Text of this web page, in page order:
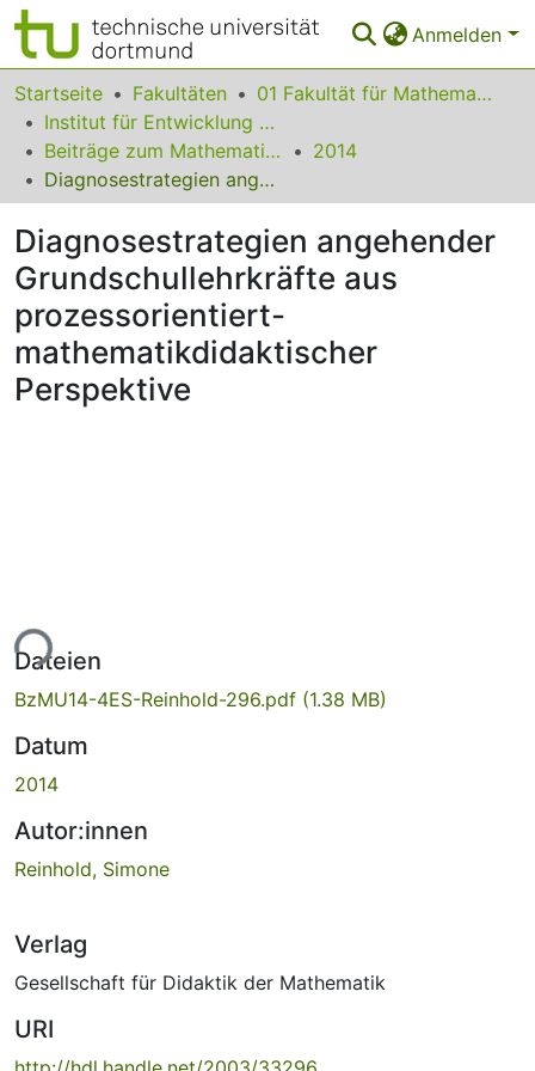
Anmelden
Bereiche & Sammlungen
Das gesamte Repositorium
Statistiken
FAQ
Leitlinien
Zurück zur Startseite
Startseite Fakultäten
01 Fakultät für Mathematik
Institut für Entwicklung und Erforschung des Mathematikunterrichts
Beiträge zum Mathematikunterricht
2014
Diagnosestrategien angehender Grundschullehrkräfte aus prozessorientiert-mathematikdidaktischer Perspektive
Diagnosestrategien angehender
Grundschullehrkräfte aus
prozessorientiert-
mathematikdidaktischer
Perspektive
Dateien
BzMU14-4ES-Reinhold-296.pdf (1.38 MB)
Datum
2014
Autor:innen
Reinhold, Simone
Verlag
Gesellschaft für Didaktik der Mathematik
URI